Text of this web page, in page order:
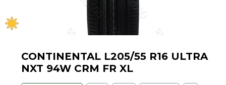
CONTINENTAL L205/55 R16 ULTRA
NXT 94W CRM FR XL